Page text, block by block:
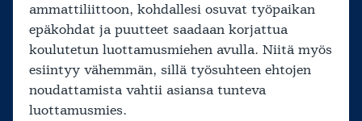
ammattiliittoon, kohdallesi osuvat työpaikan
epäkohdat ja puutteet saadaan korjattua
koulutetun luottamusmiehen avulla. Niitä myös
esiintyy vähemmän, sillä työsuhteen ehtojen
noudattamista vahtii asiansa tunteva
luottamusmies.